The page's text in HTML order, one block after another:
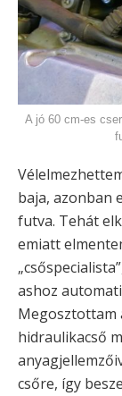
A jó 60 cm-es
baja, azonban
futva. Tehát
emiatt
ashoz
Megosztottam
hidraulikacső
csőre, így